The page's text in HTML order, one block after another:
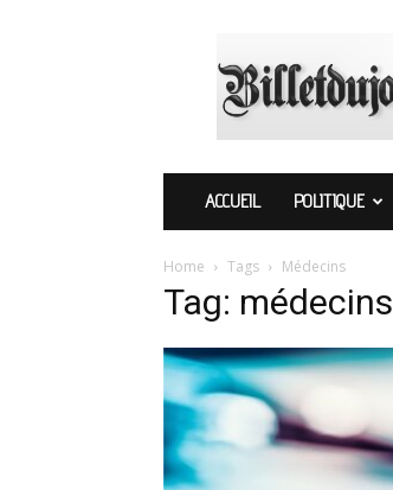
ACCUEIL POLITIQUE
Home Tags Médecins
Tag: médecins